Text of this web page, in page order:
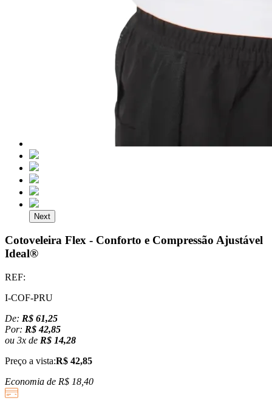
Next
Cotoveleira Flex - Conforto e Compressão Ajustável
Ideal®
REF:
I-COF-PRU
De: R$ 61,25
Por: R$ 42,85
ou 3x de R$ 14,28
Preço a vista:R$ 42,85
Economia de R$ 18,40